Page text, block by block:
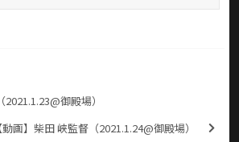
2021.1.23@御殿場）
動画】柴田 峡監督（2021.1.24@御殿場）